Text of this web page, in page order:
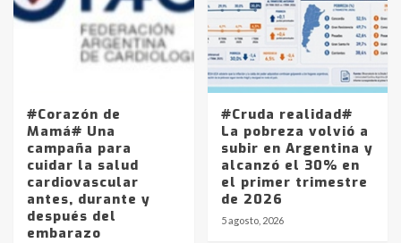
#Corazón de
Mamá# Una
campaña para
cuidar la salud
cardiovascular
antes, durante y
después del
embarazo
#Cruda realidad#
La pobreza volvió a
subir en Argentina y
alcanzó el 30% en
el primer trimestre
de 2026
5 agosto, 2026